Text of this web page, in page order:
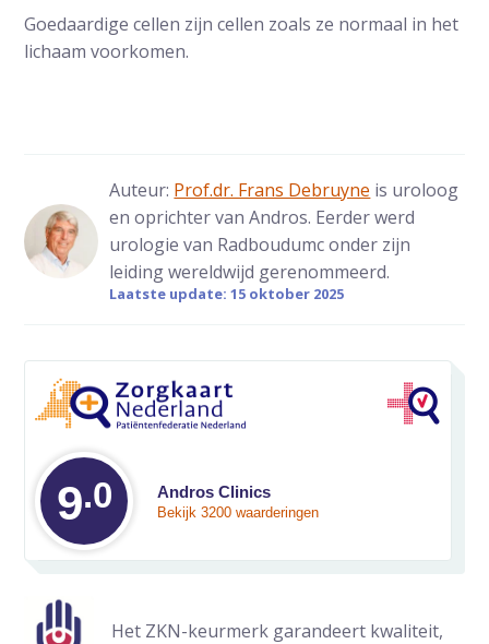
Goedaardige cellen zijn cellen zoals ze normaal in het
lichaam voorkomen.
Auteur: Prof.dr. Frans Debruyne is uroloog
en oprichter van Andros. Eerder werd
urologie van Radboudumc onder zijn
leiding wereldwijd gerenommeerd.
Laatste update: 15 oktober 2025
Het ZKN-keurmerk garandeert kwaliteit,
Gemiddelde
9.0 Andros Clinics
Bekijk 3200 waarderingen